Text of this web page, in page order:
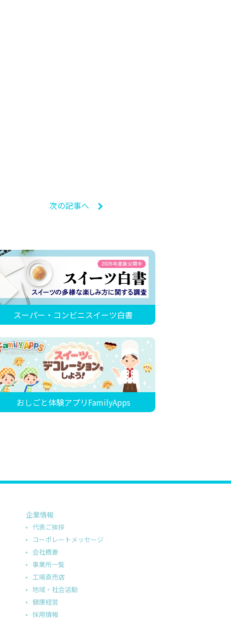
次の記事へ
スーパー・コンビニスイーツ白書
おしごと体験アプリFamilyApps
企業情報
代表ご挨拶
コーポレートメッセージ
会社概要
事業所一覧
工場直売店
地域・社会活動
健康経営
採用情報